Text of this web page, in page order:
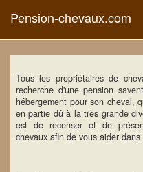
Pension-chevaux.com
Tous les propriétaires de
recherche d'une pension
hébergement pour son cheval,
en partie dû à la très grande
est de recenser et de
chevaux afin de vous aider